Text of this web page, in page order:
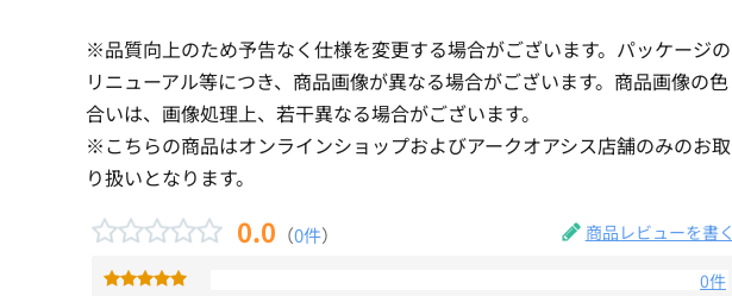
※品質向上のため予告なく仕様を変更する場合がございます。パッケージの
リニューアル等につき、商品画像が異なる場合がございます。商品画像の色
合いは、画像処理上、若干異なる場合がございます。
※こちらの商品はオンラインショップおよびアークオアシス店舗のみのお取
り扱いとなります。
0.0 （0件） 商品レビューを書く
0件